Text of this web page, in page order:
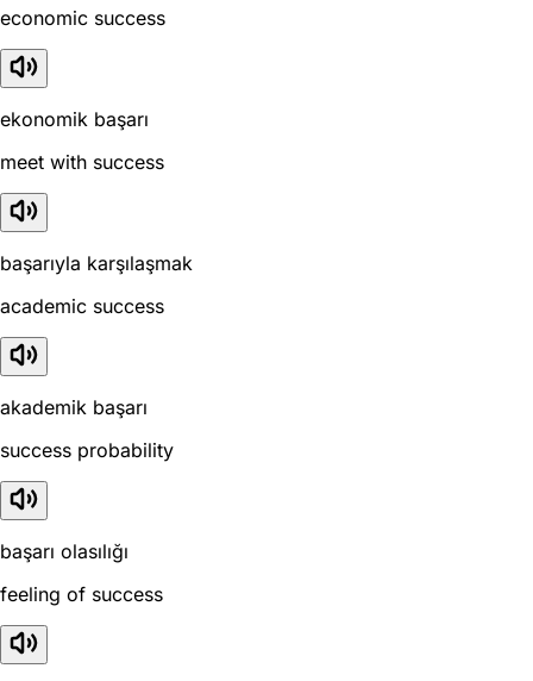
economic success
ekonomik başarı
meet with success
başarıyla karşılaşmak
academic success
akademik başarı
success probability
başarı olasılığı
feeling of success